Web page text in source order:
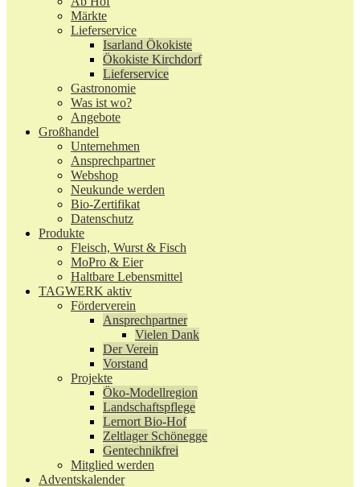
Märkte
Lieferservice
Isarland Ökokiste
Ökokiste Kirchdorf
Lieferservice
Gastronomie
Was ist wo?
Angebote
Großhandel
Unternehmen
Ansprechpartner
Webshop
Neukunde werden
Bio-Zertifikat
Datenschutz
Produkte
Fleisch, Wurst & Fisch
MoPro & Eier
Haltbare Lebensmittel
TAGWERK aktiv
Förderverein
Ansprechpartner
Vielen Dank
Der Verein
Vorstand
Projekte
Öko-Modellregion
Landschaftspflege
Lernort Bio-Hof
Zeltlager Schönegge
Gentechnikfrei
Mitglied werden
Adventskalender